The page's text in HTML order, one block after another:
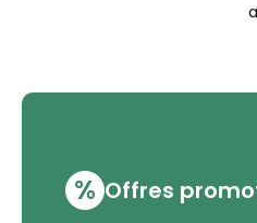
% Offres